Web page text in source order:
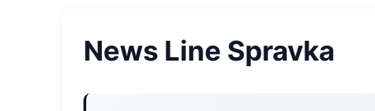
News Line Spravka